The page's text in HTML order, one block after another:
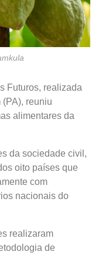
Futuros, realizada
reuniu
alimentares da
da sociedade civil,
oito países que
com
nacionais do
realizaram
de